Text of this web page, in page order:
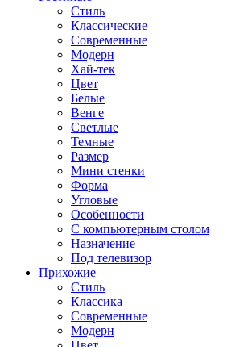
Стиль
Классические
Современные
Модерн
Хай-тек
Цвет
Белые
Венге
Светлые
Темные
Размер
Мини стенки
Форма
Угловые
Особенности
С компьютерным столом
Назначение
Под телевизор
Прихожие
Стиль
Классика
Современные
Модерн